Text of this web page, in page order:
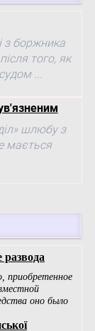
з боржника
того, як
...
шлюбу з
мається